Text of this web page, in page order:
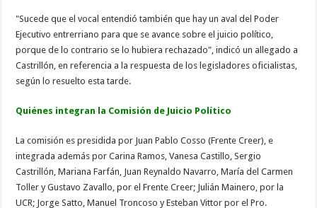
"Sucede que el vocal entendió también que hay un aval del Poder
Ejecutivo entrerriano para que se avance sobre el juicio político,
porque de lo contrario se lo hubiera rechazado", indicó un allegado a
Castrillón, en referencia a la respuesta de los legisladores oficialistas,
según lo resuelto esta tarde.
Quiénes integran la Comisión de Juicio Político
La comisión es presidida por Juan Pablo Cosso (Frente Creer), e
integrada además por Carina Ramos, Vanesa Castillo, Sergio
Castrillón, Mariana Farfán, Juan Reynaldo Navarro, María del Carmen
Toller y Gustavo Zavallo, por el Frente Creer; Julián Mainero, por la
UCR; Jorge Satto, Manuel Troncoso y Esteban Vittor por el Pro.